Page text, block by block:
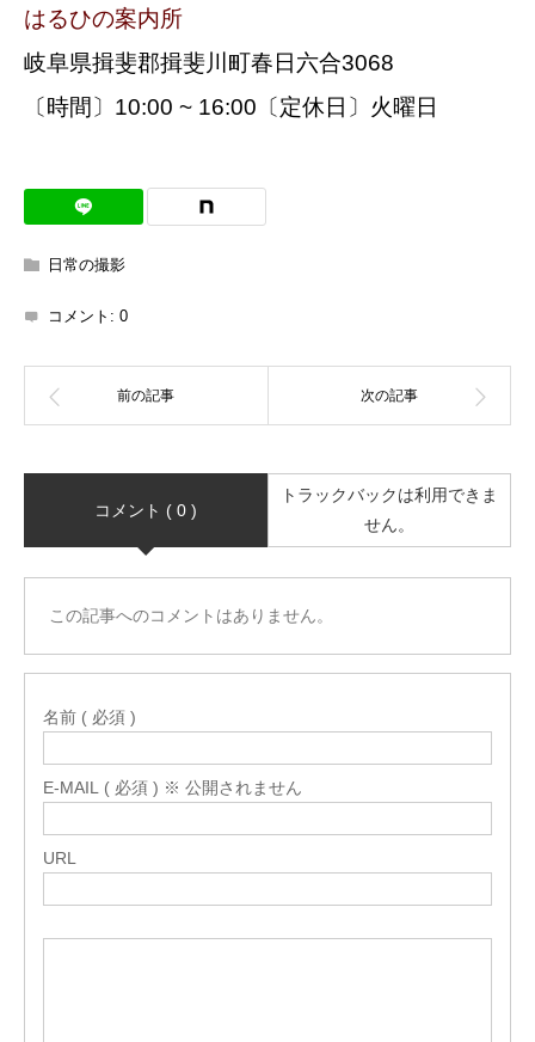
はるひの案内所
岐阜県揖斐郡揖斐川町春日六合3068
〔時間〕10:00 ~ 16:00〔定休日〕火曜日
日常の撮影
コメント: 0
コメント ( 0 )
トラックバックは利用できま
せん。
この記事へのコメントはありません。
名前 ( 必須 )
E-MAIL ( 必須 ) ※ 公開されません
URL